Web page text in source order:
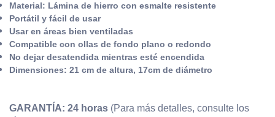
Material: Lámina de hierro con esmalte resistente
Portátil y fácil de usar
Usar en áreas bien ventiladas
Compatible con ollas de fondo plano o redondo
No dejar desatendida mientras esté encendida
Dimensiones: 21 cm de altura, 17cm de diámetro
GARANTÍA: 24 horas (Para más detalles, consulte los